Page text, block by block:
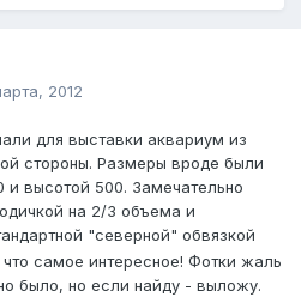
2012
для выставки аквариум из
стороны. Размеры вроде были
высотой 500. Замечательно
на 2/3 объема и
"северной" обвязкой
самое интересное! Фотки жаль
было, но если найду - выложу.